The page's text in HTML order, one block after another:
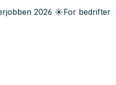
2026 ☀️For bedrifter